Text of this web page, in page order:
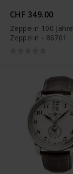
CHF 349.00
Zeppelin 100 Jahre
Zeppelin - 86701